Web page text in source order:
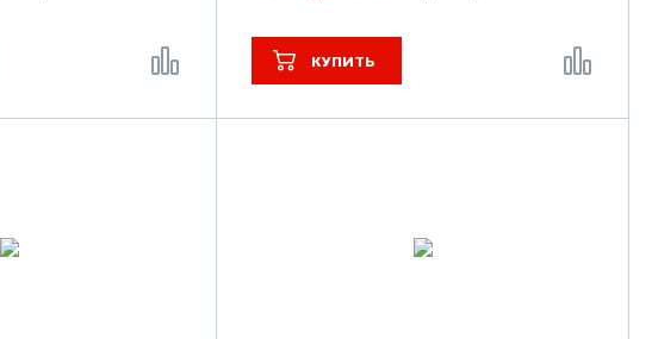
КУПИТЬ